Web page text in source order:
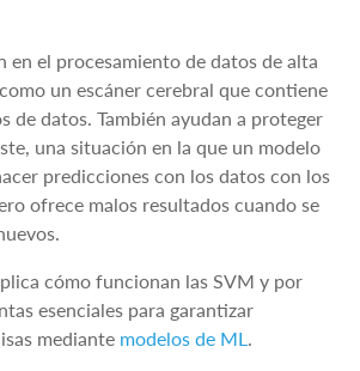
en el procesamiento de datos de alta
un escáner cerebral que contiene
de datos. También ayudan a proteger
una situación en la que un modelo
predicciones con los datos con los
ofrece malos resultados cuando se
cómo funcionan las SVM y por
esenciales para garantizar
mediante modelos de ML .